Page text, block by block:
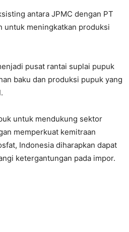
antara JPMC dengan PT
untuk meningkatkan produksi
pusat rantai suplai pupuk
baku dan produksi pupuk yang
untuk mendukung sektor
memperkuat kemitraan
Indonesia diharapkan dapat
ketergantungan pada impor.